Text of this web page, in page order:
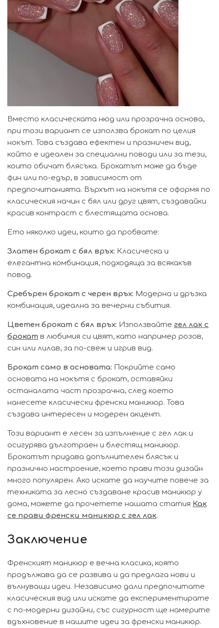
Вместо класическата нюд или прозрачна основа,
при този вариант се използва брокат по целия
нокът. Това създава ефектен и празничен вид,
който е идеален за специални поводи или за тези,
които обичат блясъка. Брокатът може да бъде
фин или по-едър, в зависимост от
предпочитанията. Върхът на нокътя се оформя по
класическия начин с бял или друг цвят, създавайки
красив контраст с блестящата основа.
Ето няколко идеи, които да пробвате:
Златен брокат с бял връх: Класическа и
елегантна комбинация, подходяща за всякакъв
повод.
Сребърен брокат с черен връх: Модерна и дръзка
комбинация, идеална за вечерни събития.
Цветен брокат с бял връх: Използвайте гел лак с
брокат в любимия си цвят, като например розов,
син или лилав, за по-свеж и игрив вид.
Брокат само в основата: Покрийте само
основата на нокътя с брокат, оставяйки
останалата част прозрачна, след което
нанесете класически френски маникюр. Това
създава интересен и модерен акцент.
Този вариант е лесен за изпълнение с гел лак и
осигурява дълготраен и блестящ маникюр.
Брокатът придава допълнителен блясък и
празнично настроение, което прави този дизайн
много популярен. Ако искате да научите повече за
техниката за лесно създаване красив маникюр у
дома, можете да прочетете нашата статия Как
се прави френски маникюр с гел лак.
Заключение
Френският маникюр е вечна класика, която
продължава да се развива и да предлага нови и
вълнуващи идеи. Независимо дали предпочитате
класическия вид или искате да експериментирате
с по-модерни дизайни, със сигурност ще намерите
вдъхновение в нашите идеи за френски маникюр.